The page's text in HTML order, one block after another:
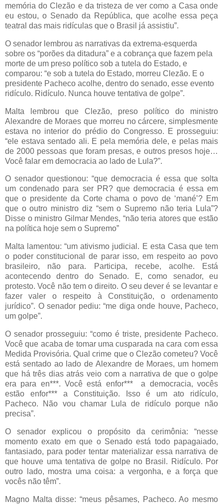
memória do Clezão e da tristeza de ver como a Casa onde
eu estou, o Senado da República, que acolhe essa peça
teatral das mais ridículas que o Brasil já assistiu”.
O senador lembrou as narrativas da extrema-esquerda
sobre os “porões da ditadura” e a cobrança que fazem pela
morte de um preso político sob a tutela do Estado, e
comparou: “e sob a tutela do Estado, morreu Clezão. E o
presidente Pacheco acolhe, dentro do senado, esse evento
ridículo. Ridículo. Nunca houve tentativa de golpe”.
Malta lembrou que Clezão, preso político do ministro
Alexandre de Moraes que morreu no cárcere, simplesmente
estava no interior do prédio do Congresso. E prosseguiu:
“ele estava sentado ali. E pela memória dele, e pelas mais
de 2000 pessoas que foram presas, e outros presos hoje…
Você falar em democracia ao lado de Lula?”.
O senador questionou: “que democracia é essa que solta
um condenado para ser PR? que democracia é essa em
que o presidente da Corte chama o povo de ‘mané’? Em
que o outro ministro diz “sem o Supremo não teria Lula”?
Disse o ministro Gilmar Mendes, “não teria atores que estão
na política hoje sem o Supremo”
Malta lamentou: “um ativismo judicial. E esta Casa que tem
o poder constitucional de parar isso, em respeito ao povo
brasileiro, não para. Participa, recebe, acolhe. Está
acontecendo dentro do Senado. E, como senador, eu
protesto. Você não tem o direito. O seu dever é se levantar e
fazer valer o respeito à Constituição, o ordenamento
jurídico”. O senador pediu: “me diga onde houve, Pacheco,
um golpe”.
O senador prosseguiu: “como é triste, presidente Pacheco.
Você que acaba de tomar uma cusparada na cara com essa
Medida Provisória. Qual crime que o Clezão cometeu? Você
está sentado ao lado de Alexandre de Moraes, um homem
que há três dias atrás veio com a narrativa de que o golpe
era para en***. Você está enfor*** a democracia, vocês
estão enfor*** a Constituição. Isso é um ato ridículo,
Pacheco. Não vou chamar Lula de ridículo porque não
precisa”.
O senador explicou o propósito da cerimônia: “nesse
momento exato em que o Senado está todo papagaiado,
fantasiado, para poder tentar materializar essa narrativa de
que houve uma tentativa de golpe no Brasil. Ridículo. Por
outro lado, mostra uma coisa: a vergonha, e a força que
vocês não têm”.
Magno Malta disse: “meus pêsames, Pacheco. Ao mesmo